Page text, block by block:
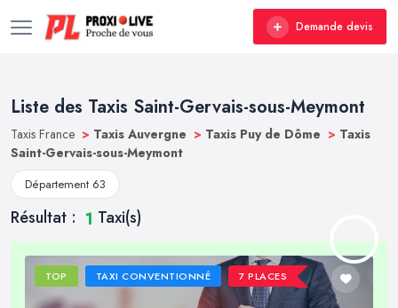
Demande devis
Liste des Taxis Saint-Gervais-sous-Meymont
Taxis France > Taxis Auvergne > Taxis Puy de Dôme > Taxis
Saint-Gervais-sous-Meymont
Département 63
Résultat : 1 Taxi(s)
TOP TAXI CONVENTIONNÉ 7 PLACES